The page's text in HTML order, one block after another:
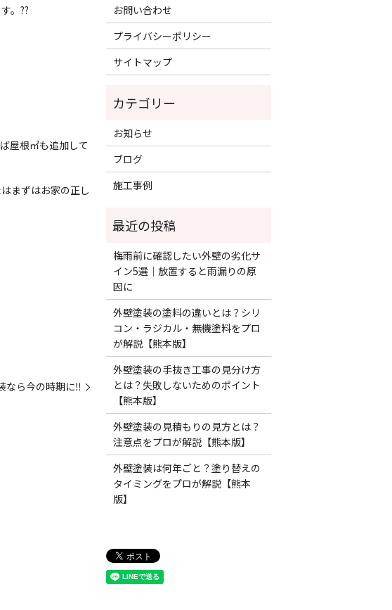
。?‍?
屋根㎡も追加して
まずはお家の正し
なら今の時期に‼️
お問い合わせ
プライバシーポリシー
サイトマップ
お知らせ
ブログ
施工事例
梅雨前に確認したい外壁の劣化サ
イン5選｜放置すると雨漏りの原
因に
外壁塗装の塗料の違いとは？シリ
コン・ラジカル・無機塗料をプロ
が解説【熊本版】
外壁塗装の手抜き工事の見分け方
とは？失敗しないためのポイント
【熊本版】
外壁塗装の見積もりの見方とは？
注意点をプロが解説【熊本版】
外壁塗装は何年ごと？塗り替えの
タイミングをプロが解説【熊本
版】